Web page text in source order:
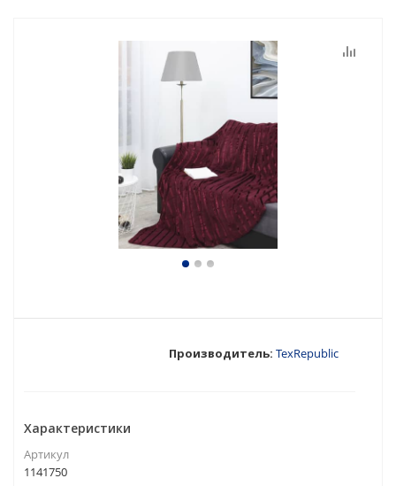
Производитель: TexRepublic
Характеристики
Артикул
1141750